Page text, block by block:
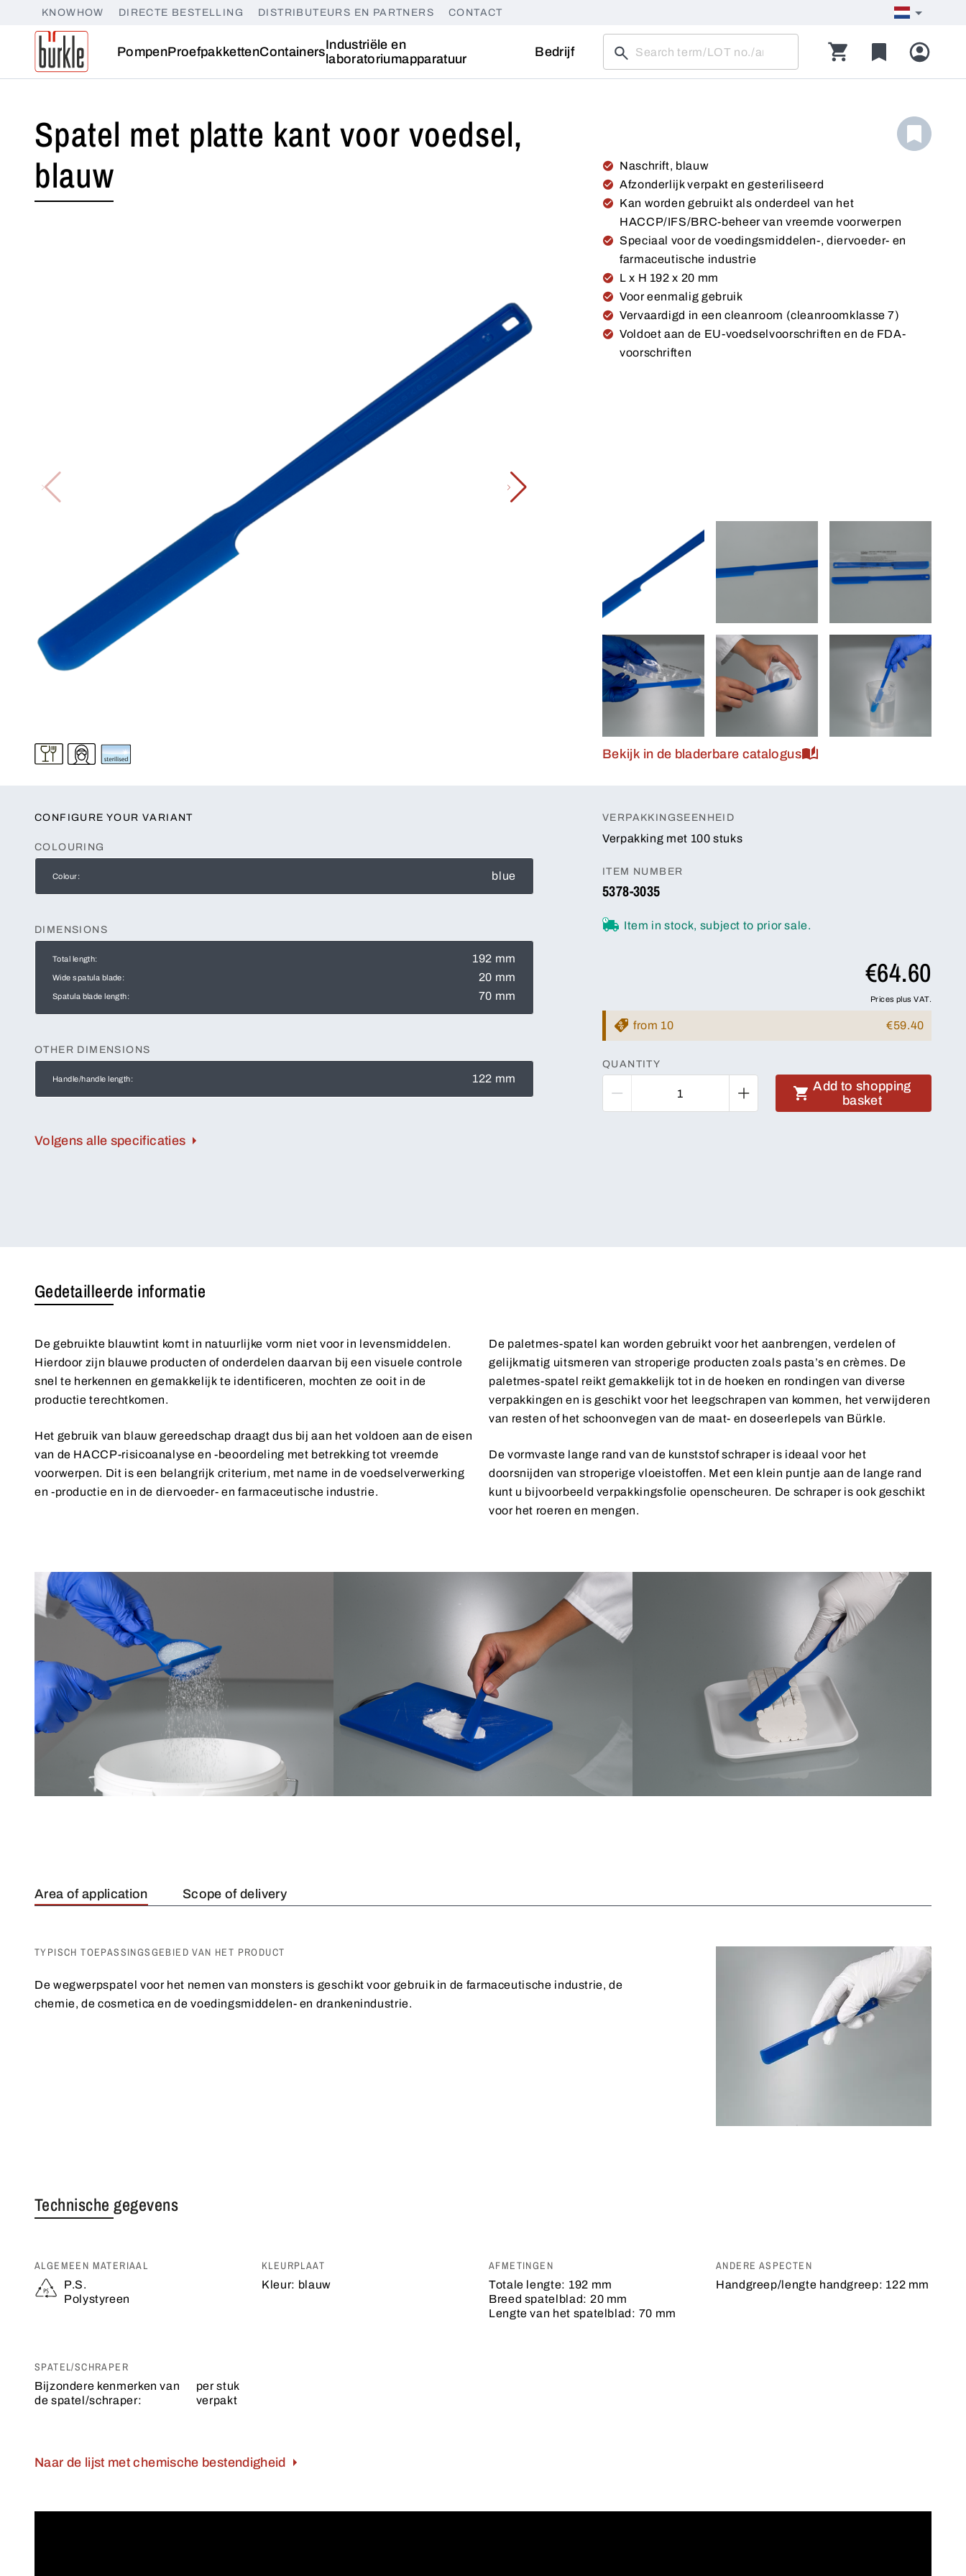
KNOWHOW DIRECTE BESTELLING DISTRIBUTEURS EN PARTNERS CONTACT
PompenProefpakkettenContainersIndustriële en
laboratoriumapparatuur
Bedrijf
Spatel met platte kant voor voedsel,
blauw
Naschrift, blauw
Afzonderlijk verpakt en gesteriliseerd
Kan worden gebruikt als onderdeel van het
HACCP/IFS/BRC-beheer van vreemde voorwerpen
Speciaal voor de voedingsmiddelen-, diervoeder- en
farmaceutische industrie
L x H 192 x 20 mm
Voor eenmalig gebruik
Vervaardigd in een cleanroom (cleanroomklasse 7)
Voldoet aan de EU-voedselvoorschriften en de FDA-
voorschriften
Bekijk in de bladerbare catalogus
CONFIGURE YOUR VARIANT
COLOURING
Colour: blue
DIMENSIONS
Total length: 192 mm
Wide spatula blade: 20 mm
Spatula blade length: 70 mm
OTHER DIMENSIONS
Handle/handle length: 122 mm
Volgens alle specificaties
VERPAKKINGSEENHEID
Verpakking met 100 stuks
ITEM NUMBER
5378-3035
Item in stock, subject to prior sale.
€64.60
Prices plus VAT.
from 10 €59.40
QUANTITY
Add to shopping
basket
Gedetailleerde informatie
De gebruikte blauwtint komt in natuurlijke vorm niet voor in levensmiddelen.
Hierdoor zijn blauwe producten of onderdelen daarvan bij een visuele controle
snel te herkennen en gemakkelijk te identificeren, mochten ze ooit in de
productie terechtkomen.
Het gebruik van blauw gereedschap draagt dus bij aan het voldoen aan de eisen
van de HACCP-risicoanalyse en -beoordeling met betrekking tot vreemde
voorwerpen. Dit is een belangrijk criterium, met name in de voedselverwerking
en -productie en in de diervoeder- en farmaceutische industrie.
De paletmes-spatel kan worden gebruikt voor het aanbrengen, verdelen of
gelijkmatig uitsmeren van stroperige producten zoals pasta’s en crèmes. De
paletmes-spatel reikt gemakkelijk tot in de hoeken en rondingen van diverse
verpakkingen en is geschikt voor het leegschrapen van kommen, het verwijderen
van resten of het schoonvegen van de maat- en doseerlepels van Bürkle.
De vormvaste lange rand van de kunststof schraper is ideaal voor het
doorsnijden van stroperige vloeistoffen. Met een klein puntje aan de lange rand
kunt u bijvoorbeeld verpakkingsfolie openscheuren. De schraper is ook geschikt
voor het roeren en mengen.
Area of application Scope of delivery
TYPISCH TOEPASSINGSGEBIED VAN HET PRODUCT
De wegwerpspatel voor het nemen van monsters is geschikt voor gebruik in de farmaceutische industrie, de
chemie, de cosmetica en de voedingsmiddelen- en drankenindustrie.
Technische gegevens
ALGEMEEN MATERIAAL
P.S.
Polystyreen
KLEURPLAAT
Kleur: blauw
AFMETINGEN
Totale lengte: 192 mm
Breed spatelblad: 20 mm
Lengte van het spatelblad: 70 mm
ANDERE ASPECTEN
Handgreep/lengte handgreep: 122 mm
SPATEL/SCHRAPER
Bijzondere kenmerken van
de spatel/schraper:
per stuk
verpakt
Naar de lijst met chemische bestendigheid